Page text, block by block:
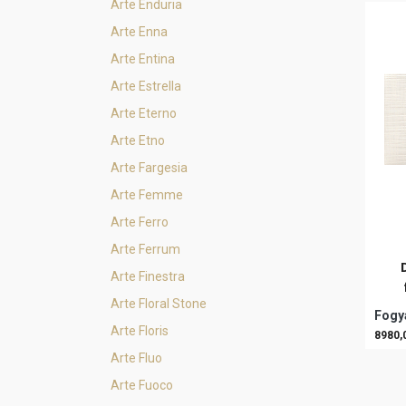
Arte Enduria
Arte Enna
Arte Entina
Arte Estrella
Arte Eterno
Arte Etno
Arte Fargesia
Arte Femme
Arte Ferro
Arte Ferrum
Arte Finestra
Arte Floral Stone
Arte Floris
Arte Fluo
Arte Fuoco